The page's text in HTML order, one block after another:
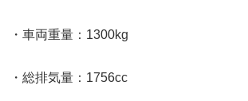
・車両重量：1300kg
・総排気量：1756cc